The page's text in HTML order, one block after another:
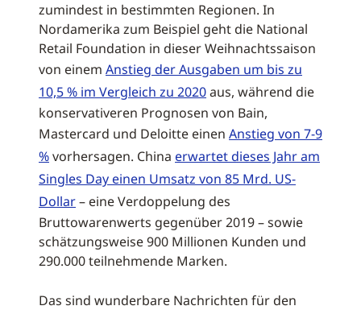
zumindest in bestimmten Regionen. In
Nordamerika zum Beispiel geht die National
Retail Foundation in dieser Weihnachtssaison
von einem Anstieg der Ausgaben um bis zu
10,5 % im Vergleich zu 2020aus, während die
konservativeren Prognosen von Bain,
Mastercard und Deloitte einen Anstieg von 7-9
%vorhersagen. China erwartet dieses Jahr am
Singles Day einen Umsatz von 85 Mrd. US-
Dollar– eine Verdoppelung des
Bruttowarenwerts gegenüber 2019 – sowie
schätzungsweise 900 Millionen Kunden und
290.000 teilnehmende Marken.
Das sind wunderbare Nachrichten für den